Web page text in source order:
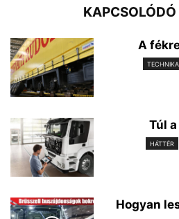
A
TECHNIKA
Túl
HÁTTÉR
Hogyan